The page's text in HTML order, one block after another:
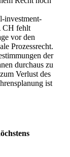
investment-
CH fehlt
vor den
Prozessrecht.
der
durchaus zu
Verlust des
ist